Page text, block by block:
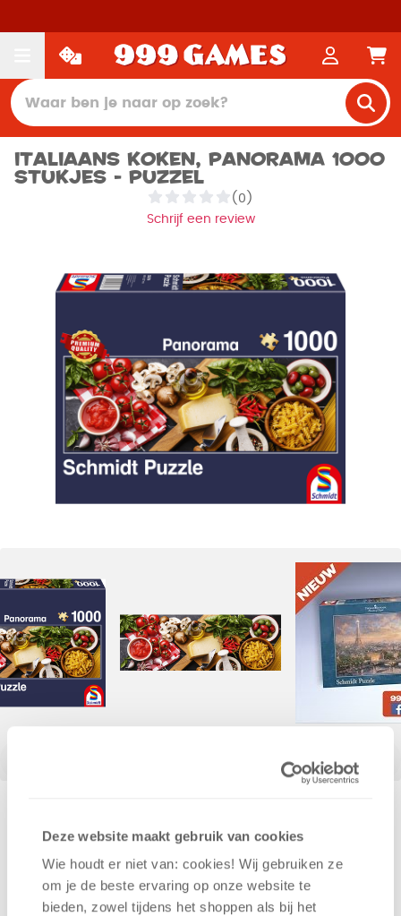
Deze website maakt gebruik van cookies
Wie houdt er niet van: cookies! Wij gebruiken ze
om je de beste ervaring op onze website te
bieden, zowel tijdens het shoppen als bij het
Italiaans koken, Panorama 1000
stukjes - Puzzel
(0)
Schrijf een review
Uit het assortiment
ONTVANG 170 OVERWINNINGSPUNTEN
UIT HET ASSORTIMENT